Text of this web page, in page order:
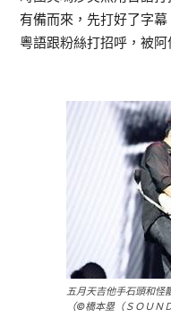
有備而來，先打好了字
粵語跟粉絲打招呼，被
五月天吉他手石頭和怪
（©橋本塁（ＳＯＵＮ